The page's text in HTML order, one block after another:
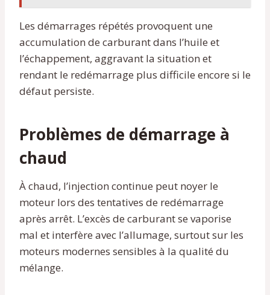
Les démarrages répétés provoquent une
accumulation de carburant dans l’huile et
l’échappement, aggravant la situation et
rendant le redémarrage plus difficile encore si le
défaut persiste.
Problèmes de démarrage à
chaud
À chaud, l’injection continue peut noyer le
moteur lors des tentatives de redémarrage
après arrêt. L’excès de carburant se vaporise
mal et interfère avec l’allumage, surtout sur les
moteurs modernes sensibles à la qualité du
mélange.